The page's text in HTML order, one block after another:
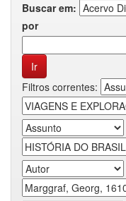
Buscar em:
por
Filtros correntes: